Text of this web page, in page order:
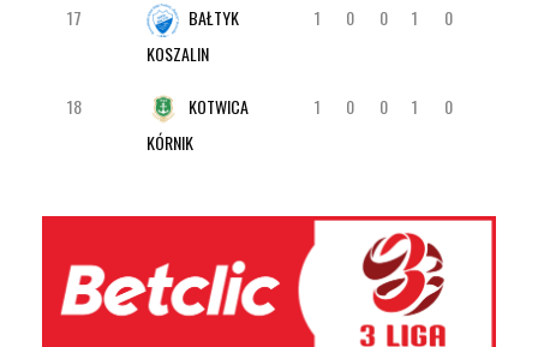
17
BAŁTYK
KOSZALIN
1 0 0 1 0
18
KOTWICA
KÓRNIK
1 0 0 1 0